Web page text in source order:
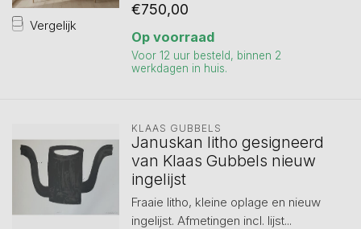
Vergelijk
€750,00
Op voorraad
Voor 12 uur besteld, binnen 2
werkdagen in huis.
KLAAS GUBBELS
Januskan litho gesigneerd
van Klaas Gubbels nieuw
ingelijst
Fraaie litho, kleine oplage en nieuw
ingelijst. Afmetingen incl. lijst...